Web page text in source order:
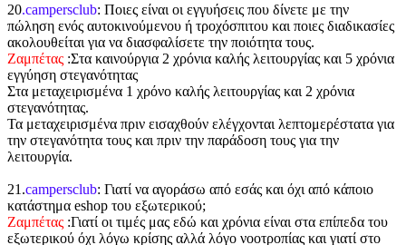
20.campersclub: Ποιες είναι οι εγγυήσεις που δίνετε με την
πώληση ενός αυτοκινούμενου ή τροχόσπιτου και ποιες διαδικασίες
ακολουθείται για να διασφαλίσετε την ποιότητα τους.
Ζαμπέτας :Στα καινούργια 2 χρόνια καλής λειτουργίας και 5 χρόνια
εγγύηση στεγανότητας
Στα μεταχειρισμένα 1 χρόνο καλής λειτουργίας και 2 χρόνια
στεγανότητας.
Τα μεταχειρισμένα πριν εισαχθούν ελέγχονται λεπτομερέστατα για
την στεγανότητα τους και πριν την παράδοση τους για την
λειτουργία.
21.campersclub: Γιατί να αγοράσω από εσάς και όχι από κάποιο
κατάστημα eshop του εξωτερικού;
Ζαμπέτας :Γιατί οι τιμές μας εδώ και χρόνια είναι στα επίπεδα του
εξωτερικού όχι λόγω κρίσης αλλά λόγο νοοτροπίας και γιατί στο